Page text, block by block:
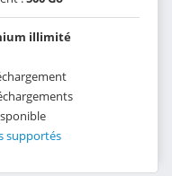
illimité
supportés